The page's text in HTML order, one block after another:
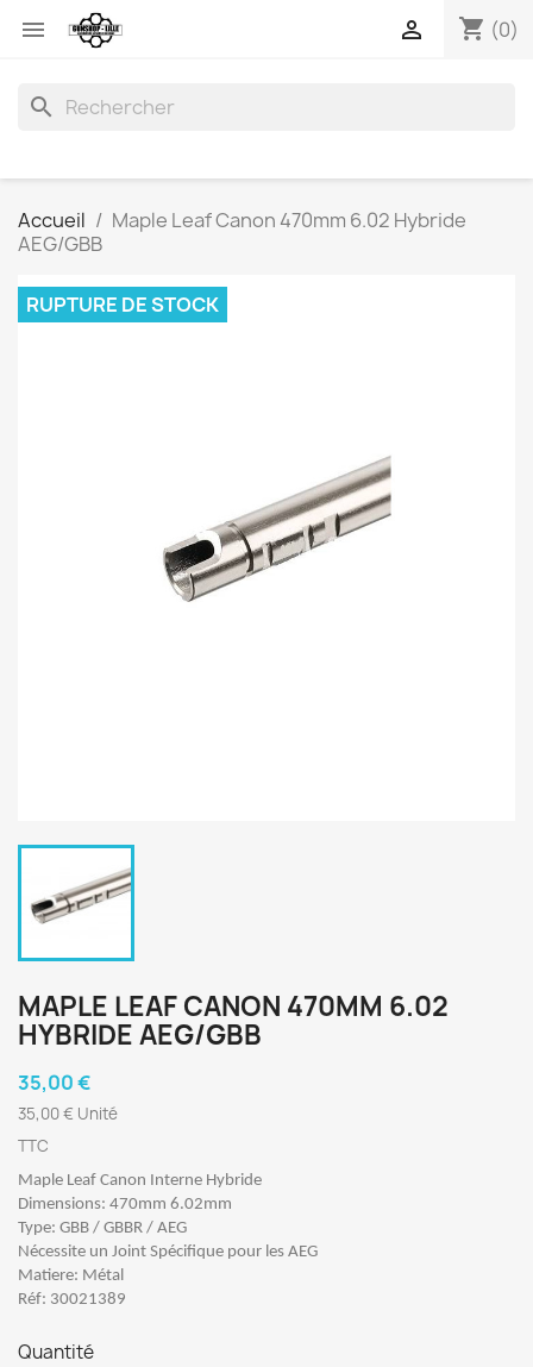
 shopping_cart (0)

search
Accueil
Maple Leaf Canon 470mm 6.02 Hybride
AEG/GBB
RUPTURE DE STOCK
MAPLE LEAF CANON 470MM 6.02
HYBRIDE AEG/GBB
35,00 €
35,00 € Unité
TTC
Maple Leaf Canon Interne Hybride
Dimensions: 470mm 6.02mm
Type: GBB / GBBR / AEG
Nécessite un Joint Spécifique pour les AEG
Matiere: Métal
Réf: 30021389
Quantité